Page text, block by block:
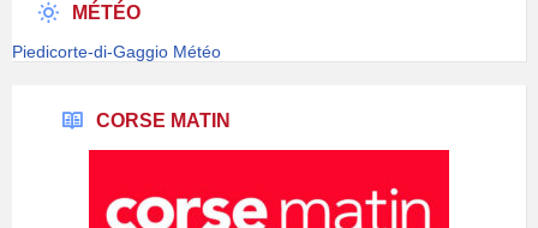
MÉTÉO
Piedicorte-di-Gaggio Météo
CORSE MATIN